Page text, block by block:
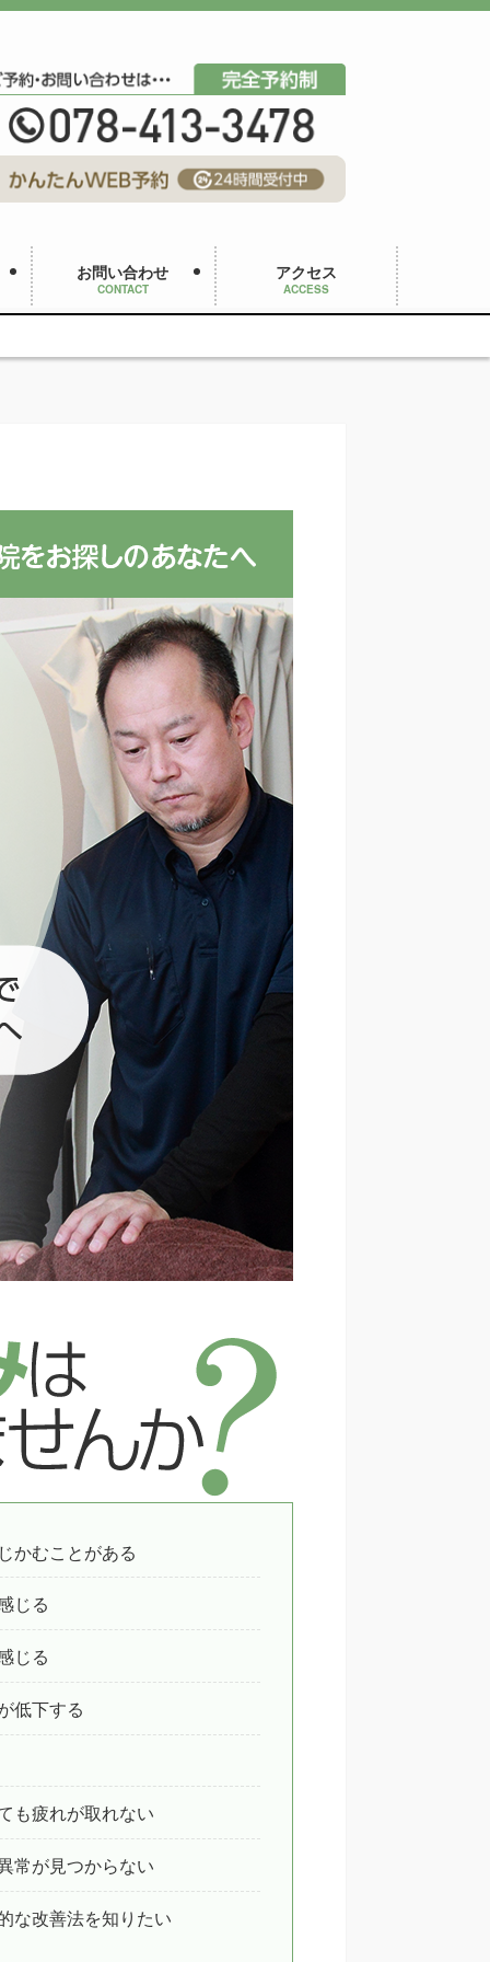
お問い合わせ
CONTACT
アクセス
ACCESS
かむことがある
じる
じる
低下する
も疲れが取れない
常が見つからない
な改善法を知りたい